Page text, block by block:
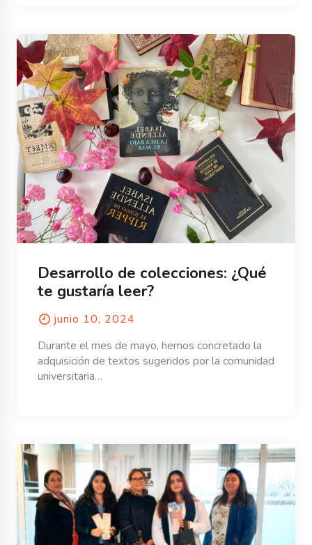
Desarrollo de colecciones: ¿Qué
te gustaría leer?
junio 10, 2024
Durante el mes de mayo, hemos concretado la
adquisición de textos sugeridos por la comunidad
universitaria…